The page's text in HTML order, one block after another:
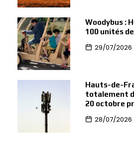
Woodybus :
100 unités
29/07/2026
Hauts-de-
totalement
20 octobre
28/07/2026